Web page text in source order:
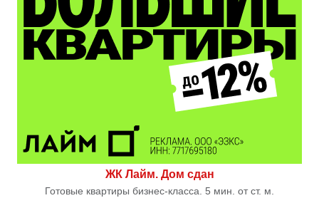
ЖК Лайм. Дом сдан
Готовые квартиры бизнес-класса. 5 мин. от ст. м.